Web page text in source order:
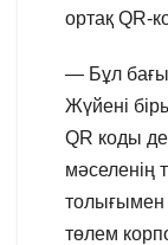
ортақ QR-
— Бұл
Жүйені
QR коды
мәселенің
толығымен
төлем